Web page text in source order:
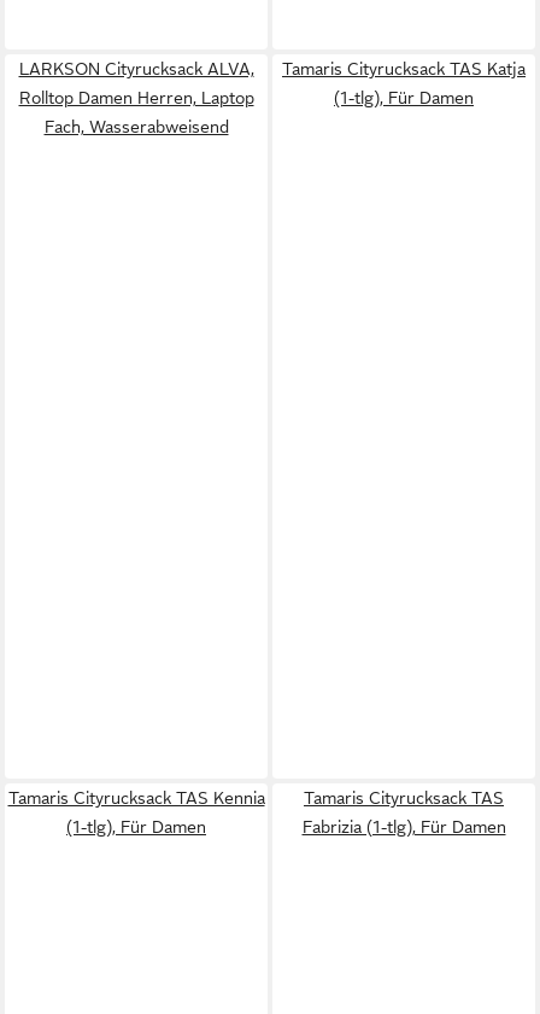
LARKSON Cityrucksack ALVA,
Rolltop Damen Herren, Laptop
Fach, Wasserabweisend
Tamaris Cityrucksack TAS Katja
(1-tlg), Für Damen
Tamaris Cityrucksack TAS Kennia
(1-tlg), Für Damen
Tamaris Cityrucksack TAS
Fabrizia (1-tlg), Für Damen